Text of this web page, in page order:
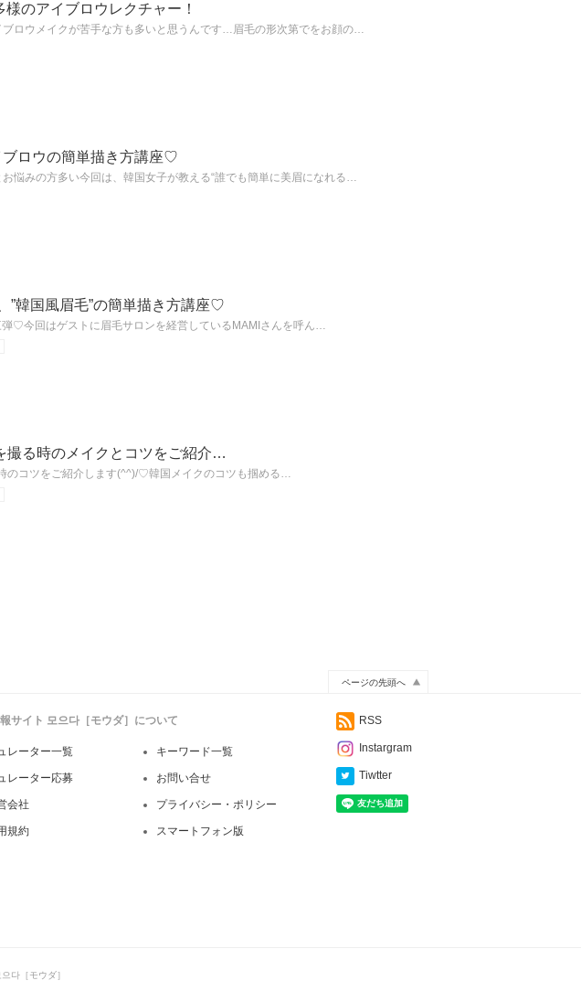
のアイブロウレクチャー！
ロウメイクが苦手な方も多いと思うんです…眉毛の形次第でをお顔の…
ブロウの簡単描き方講座♡
悩みの方多い今回は、韓国女子が教える“誰でも簡単に美眉になれる…
”韓国風眉毛”の簡単描き方講座♡
♡今回はゲストに眉毛サロンを経営しているMAMIさんを呼ん…
撮る時のメイクとコツをご紹介…
のコツをご紹介します(^^)/♡韓国メイクのコツも掴める…
ページの先頭へ
サイト 모으다［モウダ］について
レーター一覧 キーワード一覧
レーター応募 お問い合せ
会社 プライバシー・ポリシー
規約 スマートフォン版
RSS
Instargram
Tiwtter
다［モウダ］